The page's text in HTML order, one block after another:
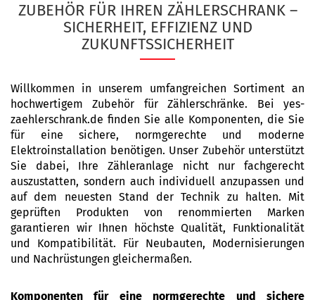
ZUBEHÖR FÜR IHREN ZÄHLERSCHRANK –
SICHERHEIT, EFFIZIENZ UND
ZUKUNFTSSICHERHEIT
Willkommen in unserem umfangreichen Sortiment an
hochwertigem Zubehör für Zählerschränke. Bei yes-
zaehlerschrank.de finden Sie alle Komponenten, die Sie
für eine sichere, normgerechte und moderne
Elektroinstallation benötigen. Unser Zubehör unterstützt
Sie dabei, Ihre Zähleranlage nicht nur fachgerecht
auszustatten, sondern auch individuell anzupassen und
auf dem neuesten Stand der Technik zu halten. Mit
geprüften Produkten von renommierten Marken
garantieren wir Ihnen höchste Qualität, Funktionalität
und Kompatibilität. Für Neubauten, Modernisierungen
und Nachrüstungen gleichermaßen.
Komponenten für eine normgerechte und sichere